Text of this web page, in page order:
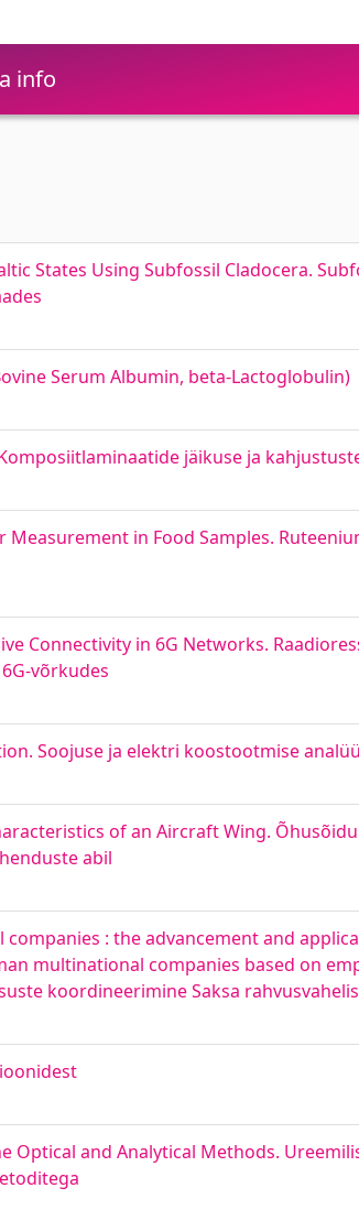
info
States Using Subfossil Cladocera.
Serum Albumin, beta-Lactoglobulin)
jäikuse ja
in Food Samples.
Connectivity in 6G Networks.
võrkudes
Soojuse ja elektri koostootmise
of an Aircraft Wing.
abil
: the advancement and
multinational companies based on
koordineerimine Saksa
Optical and Analytical Methods.